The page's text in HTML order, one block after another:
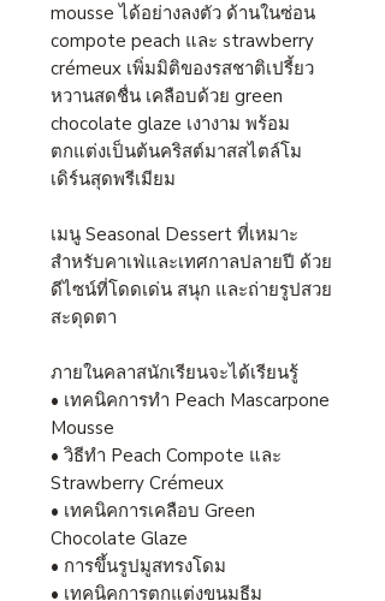
mousse ได้อย่างลงตัว ด้านในซ่อน
compote peach และ strawberry
crémeux เพิ่มมิติของรสชาติเปรี้ยว
หวานสดชื่น เคลือบด้วย green
chocolate glaze เงางาม พร้อม
ตกแต่งเป็นต้นคริสต์มาสสไตล์โม
เดิร์นสุดพรีเมียม
เมนู Seasonal Dessert ที่เหมาะ
สำหรับคาเฟ่และเทศกาลปลายปี ด้วย
ดีไซน์ที่โดดเด่น สนุก และถ่ายรูปสวย
สะดุดตา
ภายในคลาสนักเรียนจะได้เรียนรู้
• เทคนิคการทำ Peach Mascarpone
Mousse
• วิธีทำ Peach Compote และ
Strawberry Crémeux
• เทคนิคการเคลือบ Green
Chocolate Glaze
• การขึ้นรูปมูสทรงโดม
• เทคนิคการตกแต่งขนมธีม